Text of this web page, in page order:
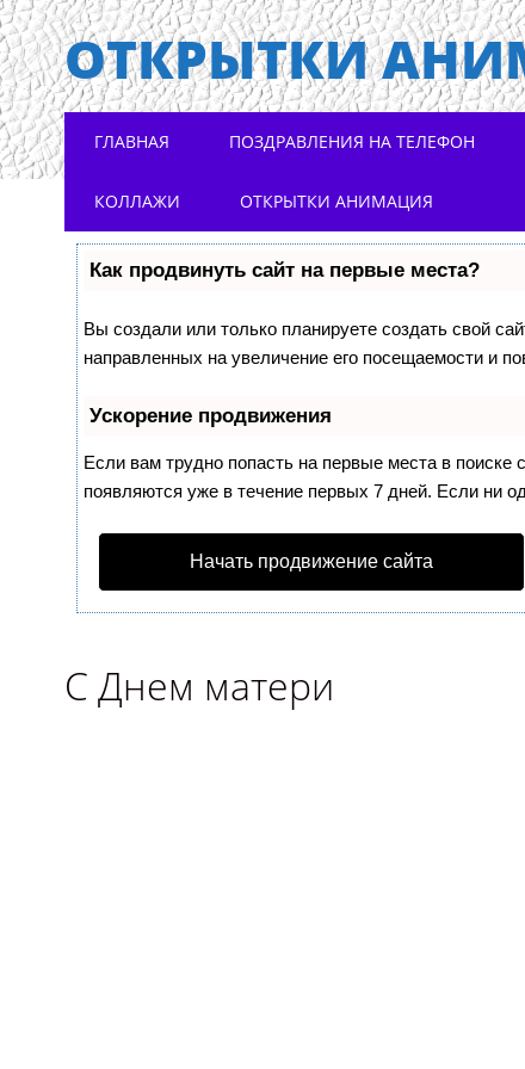
ОТКРЫТКИ
Main menu
Skip to content
ГЛАВНАЯ ПОЗДРАВЛЕНИЯ НА ТЕЛЕФОН
КОЛЛАЖИ ОТКРЫТКИ АНИМАЦИЯ
Как продвинуть сайт на первые места?
Вы создали или только планируете создать свой
направленных на увеличение его посещаемости и
Ускорение продвижения
Если вам трудно попасть на первые места в поиске
появляются уже в течение первых 7 дней. Если ни
Начать продвижение сайта
С Днем матери